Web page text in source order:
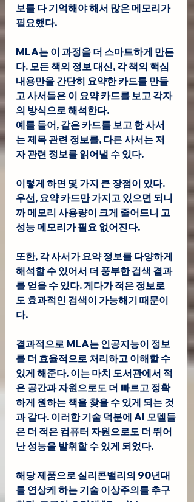
보를 다 기억해야 해서 많은 메모리가
필요했다.
MLA는 이 과정을 더 스마트하게 만든
다. 모든 책의 정보 대신, 각 책의 핵심
내용만을 간단히 요약한 카드를 만들
고 사서들은 이 요약 카드를 보고 각자
의 방식으로 해석한다.
예를 들어, 같은 카드를 보고 한 사서
는 제목 관련 정보를, 다른 사서는 저
자 관련 정보를 읽어낼 수 있다.
이렇게 하면 몇 가지 큰 장점이 있다.
우선, 요약 카드만 가지고 있으면 되니
까 메모리 사용량이 크게 줄어드니 고
성능 메모리가 필요 없어진다.
또한, 각 사서가 요약 정보를 다양하게
해석할 수 있어서 더 풍부한 검색 결과
를 얻을 수 있다. 게다가 적은 정보로
도 효과적인 검색이 가능해기 때문이
다.
결과적으로 MLA는 인공지능이 정보
를 더 효율적으로 처리하고 이해할 수
있게 해준다. 이는 마치 도서관에서 적
은 공간과 자원으로도 더 빠르고 정확
하게 원하는 책을 찾을 수 있게 되는 것
과 같다. 이러한 기술 덕분에 AI 모델들
은 더 적은 컴퓨터 자원으로도 더 뛰어
난 성능을 발휘할 수 있게 되었다.
해당 제품으로 실리콘밸리의 90년대
를 연상케 하는 기술 이상주의를 추구